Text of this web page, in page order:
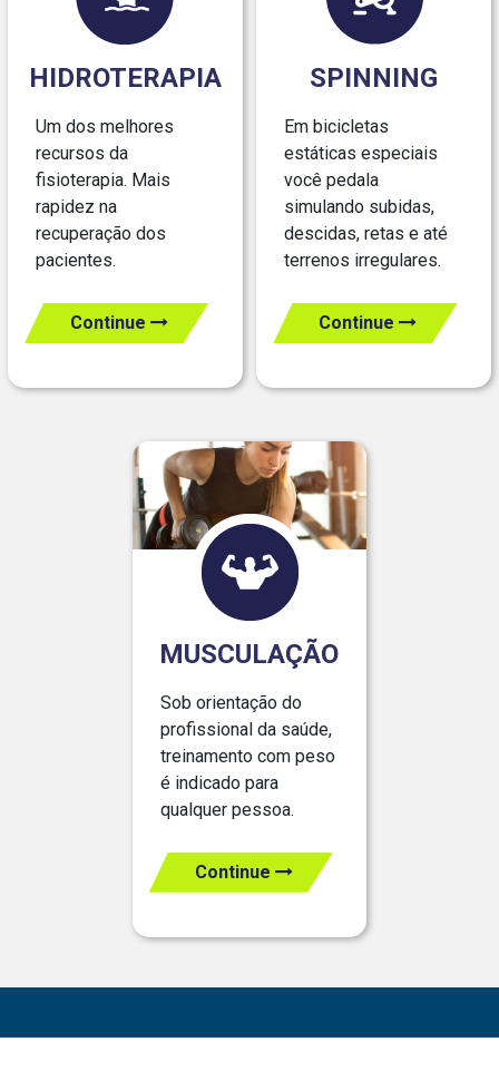
HIDROTERAPIA
Um dos melhores
recursos da
fisioterapia. Mais
rapidez na
recuperação dos
pacientes.
Continue
SPINNING
Em bicicletas
estáticas especiais
você pedala
simulando subidas,
descidas, retas e até
terrenos irregulares.
Continue
MUSCULAÇÃO
Sob orientação do
profissional da saúde,
treinamento com peso
é indicado para
qualquer pessoa.
Continue